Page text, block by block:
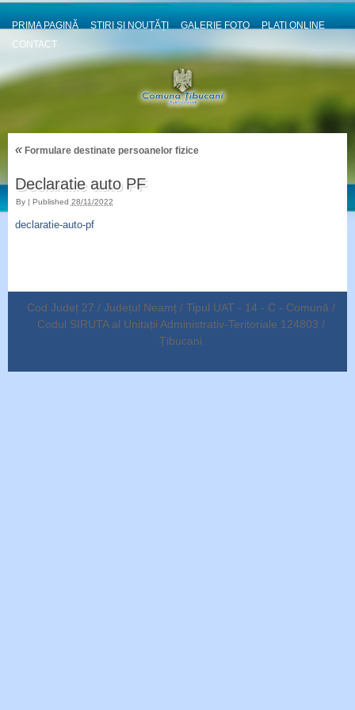
PRIMA PAGINĂ ȘTIRI ȘI NOUȚĂȚI GALERIE FOTO
PLATI ONLINE
CONTACT
«Formulare destinate persoanelor fizice
Declaratie auto PF
By | Published 28/11/2022
declaratie-auto-pf
Cod Județ 27 / Județul Neamț / Tipul UAT - 14 - C - Comună /
Codul SIRUTA al Unitații Administrativ-Teritoriale 124803 /
Țibucani